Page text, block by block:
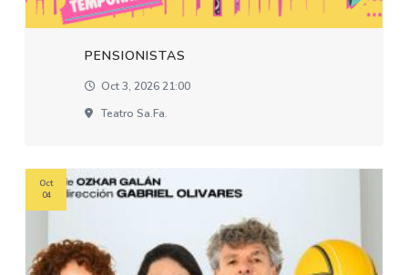
PENSIONISTAS
Oct 3, 2026 21:00
Teatro Sa.fa.
Oct
04